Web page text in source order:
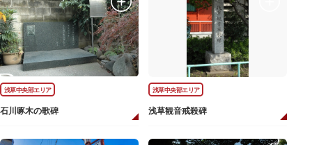
浅草中央部エリア
石川啄木の歌碑
浅草中央部エリア
浅草観音戒殺碑